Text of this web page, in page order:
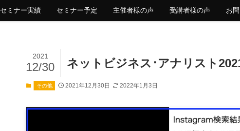
セミナー実績 セミナー予定 主催者様の声 受講者様の声 お
ネットビジネス･アナリスト
2021
12/30
その他 2021年12月30日 2022年1月3日